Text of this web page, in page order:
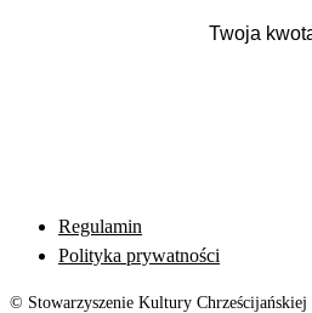
Regulamin
Polityka prywatności
© Stowarzyszenie Kultury